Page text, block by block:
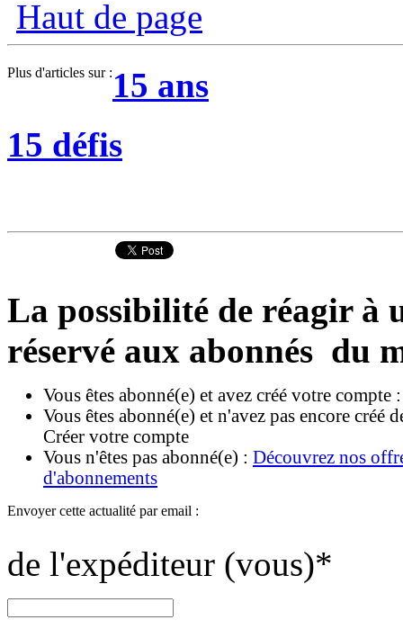
Haut de page
Plus d'articles sur : 15 ans
15 défis
La possibilité de réagir à
réservé aux abonnés du
Vous êtes abonné(e) et avez créé votre compte
Vous êtes abonné(e) et n'avez pas encore créé
Créer votre compte
Vous n'êtes pas abonné(e) : Découvrez nos
d'abonnements
Envoyer cette actualité par email :
de l'expéditeur (vous)*